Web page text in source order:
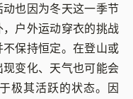
也因为冬天这一季节
户外运动穿衣的挑战
保持恒定。在登山或
变化、天气也可能会
极其活跃的状态。因